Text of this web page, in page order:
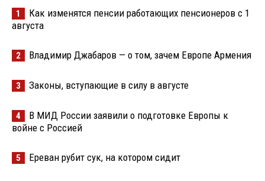
1
Как изменятся пенсии работающих пенсионеров с 1
августа
2 Владимир Джабаров — о том, зачем Европе Армения
3 Законы, вступающие в силу в августе
4
В МИД России заявили о подготовке Европы к
войне с Россией
5 Ереван рубит сук, на котором сидит